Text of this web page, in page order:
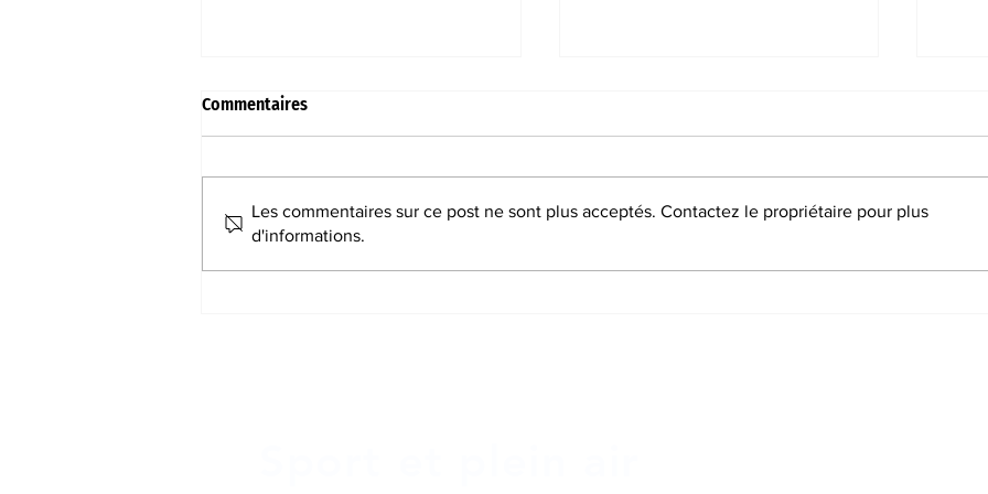
FOOTBALL
Commentaires
Les commentaires sur ce post ne sont plus acceptés. Contactez le propriétaire pour plus
d'informations.